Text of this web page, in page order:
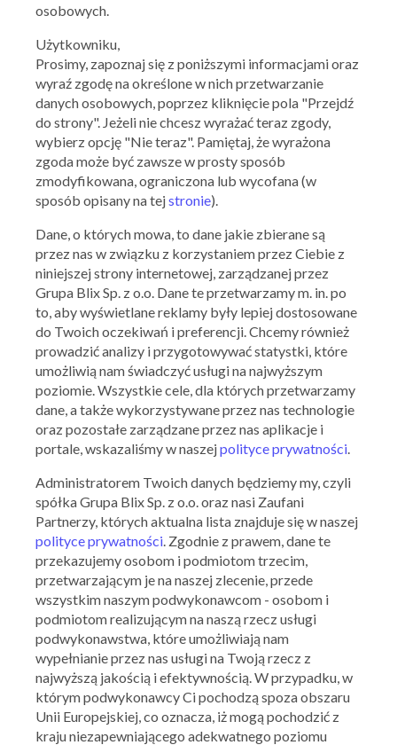
Obecnie nie mamy tych kuponów
Sprawdź wkrótce!
PROSECCO BISTRO & WINE BAR
OFERTY
ARCHIWALNE
Prosecco Bistro & Wine Bar
39 zł za 3-daniowy zestaw podczas Restaurant
Week
01.04.2016 - 10.04.2016
Skorzystaj z oferty
osobowych.
Użytkowniku,
Prosimy, zapoznaj się z poniższymi informacjami oraz
wyraź zgodę na określone w nich przetwarzanie
danych osobowych, poprzez kliknięcie pola "Przejdź
do strony". Jeżeli nie chcesz wyrażać teraz zgody,
wybierz opcję "Nie teraz". Pamiętaj, że wyrażona
zgoda może być zawsze w prosty sposób
zmodyfikowana, ograniczona lub wycofana (w
sposób opisany na tejstronie).
Dane, o których mowa, to dane jakie zbierane są
przez nas w związku z korzystaniem przez Ciebie z
niniejszej strony internetowej, zarządzanej przez
Grupa Blix Sp. z o.o. Dane te przetwarzamy m. in. po
to, aby wyświetlane reklamy były lepiej dostosowane
do Twoich oczekiwań i preferencji. Chcemy również
prowadzić analizy i przygotowywać statystki, które
umożliwią nam świadczyć usługi na najwyższym
poziomie. Wszystkie cele, dla których przetwarzamy
dane, a także wykorzystywane przez nas technologie
oraz pozostałe zarządzane przez nas aplikacje i
portale, wskazaliśmy w naszejpolityce prywatności.
Administratorem Twoich danych będziemy my, czyli
spółka Grupa Blix Sp. z o.o. oraz nasi Zaufani
Partnerzy, których aktualna lista znajduje się w naszej
polityce prywatności. Zgodnie z prawem, dane te
przekazujemy osobom i podmiotom trzecim,
przetwarzającym je na naszej zlecenie, przede
wszystkim naszym podwykonawcom - osobom i
podmiotom realizującym na naszą rzecz usługi
podwykonawstwa, które umożliwiają nam
wypełnianie przez nas usługi na Twoją rzecz z
najwyższą jakością i efektywnością. W przypadku, w
którym podwykonawcy Ci pochodzą spoza obszaru
Unii Europejskiej, co oznacza, iż mogą pochodzić z
kraju niezapewniającego adekwatnego poziomu